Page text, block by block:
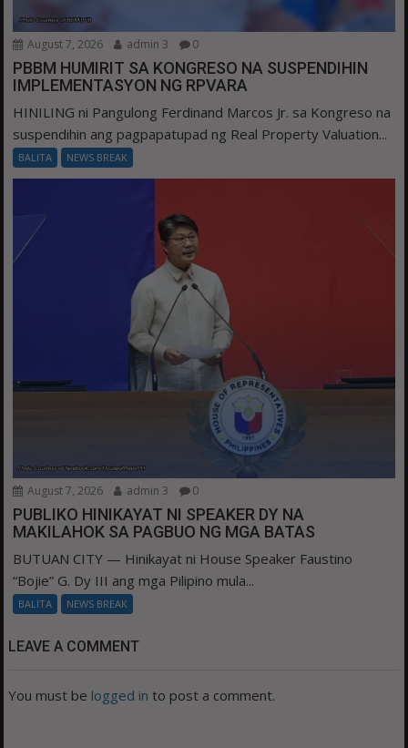
August 7, 2026 admin 3 0
PBBM HUMIRIT SA KONGRESO NA SUSPENDIHIN
IMPLEMENTASYON NG RPVARA
HINILING ni Pangulong Ferdinand Marcos Jr. sa Kongreso na
suspendihin ang pagpapatupad ng Real Property Valuation...
BALITA NEWS BREAK
August 7, 2026 admin 3 0
PUBLIKO HINIKAYAT NI SPEAKER DY NA
MAKILAHOK SA PAGBUO NG MGA BATAS
BUTUAN CITY — Hinikayat ni House Speaker Faustino
“Bojie” G. Dy III ang mga Pilipino mula...
BALITA NEWS BREAK
LEAVE A COMMENT
You must be logged in to post a comment.